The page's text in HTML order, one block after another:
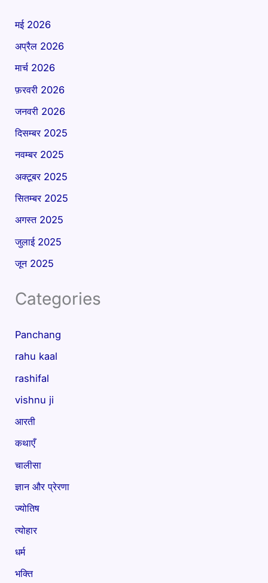
मई 2026
अप्रैल 2026
मार्च 2026
फ़रवरी 2026
जनवरी 2026
दिसम्बर 2025
नवम्बर 2025
अक्टूबर 2025
सितम्बर 2025
अगस्त 2025
जुलाई 2025
जून 2025
Categories
Panchang
rahu kaal
rashifal
vishnu ji
आरती
कथाएँ
चालीसा
ज्ञान और प्रेरणा
ज्योतिष
त्योहार
धर्म
भक्ति